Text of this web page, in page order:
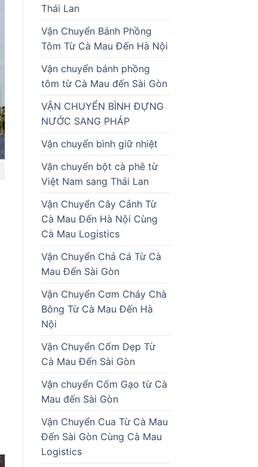
Thái Lan
Vận Chuyển Bánh Phồng
Tôm Từ Cà Mau Đến Hà Nội
Vận chuyển bánh phồng
tôm từ Cà Mau đến Sài Gòn
VẬN CHUYỂN BÌNH ĐỰNG
NƯỚC SANG PHÁP
Vận chuyển bình giữ nhiệt
Vận chuyển bột cà phê từ
Việt Nam sang Thái Lan
Vận Chuyển Cây Cảnh Từ
Cà Mau Đến Hà Nội Cùng
Cà Mau Logistics
Vận Chuyển Chả Cá Từ Cà
Mau Đến Sài Gòn
Vận Chuyển Cơm Cháy Chà
Bông Từ Cà Mau Đến Hà
Nội
Vận Chuyển Cốm Dẹp Từ
Cà Mau Đến Sài Gòn
Vận chuyển Cốm Gạo từ Cà
Mau đến Sài Gòn
Vận Chuyển Cua Từ Cà Mau
Đến Sài Gòn Cùng Cà Mau
Logistics